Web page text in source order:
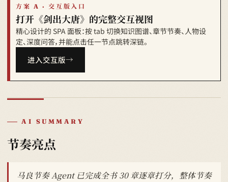
方案 A · 交互版入口
打开《剑出大唐》的完整交互视图
精心设计的 SPA 面板：按 tab 切换知识图谱、章节节奏、人物设
定、深度问答，并能点击任一节点跳转深链。
进入交互版
AI SUMMARY
节奏亮点
马良节奏 Agent 已完成全书 30 章逐章打分，整体节奏